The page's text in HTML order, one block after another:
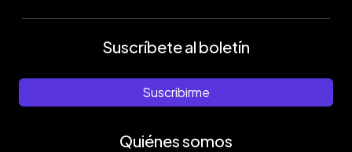
Suscríbete al boletín
Suscribirme
Quiénes somos